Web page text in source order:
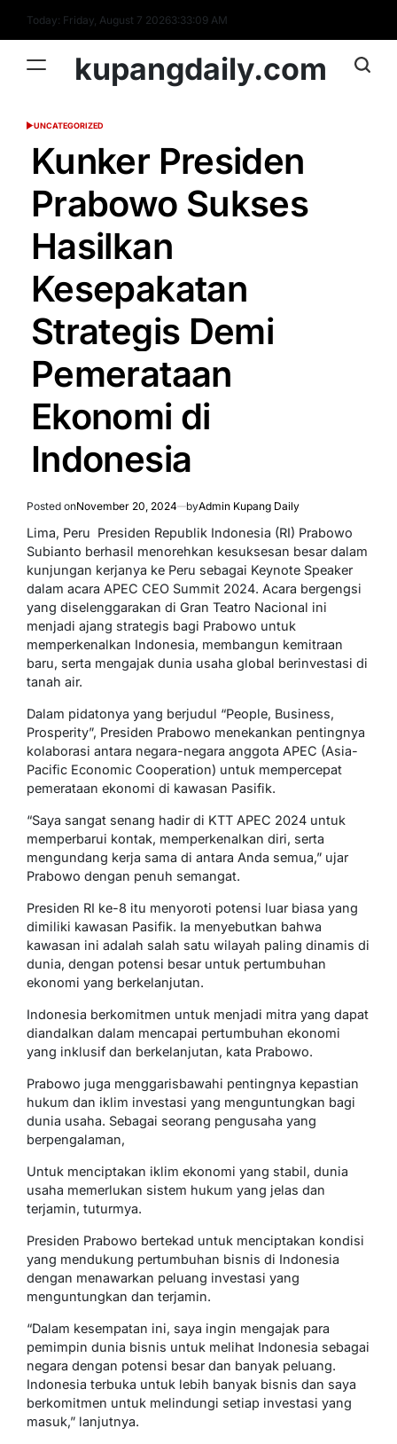
content
Today: Friday, August 7 20263:33:10 AM
kupangdaily.com
POSTED
UNCATEGORIZED
Kunker Presiden
Prabowo Sukses
Hasilkan
Kesepakatan
Strategis Demi
Pemerataan
Ekonomi di
Indonesia
Posted onNovember 20, 2024 byAdmin Kupang Daily
Lima, Peru  Presiden Republik Indonesia (RI) Prabowo
Subianto berhasil menorehkan kesuksesan besar dalam
kunjungan kerjanya ke Peru sebagai Keynote Speaker
dalam acara APEC CEO Summit 2024. Acara bergengsi
yang diselenggarakan di Gran Teatro Nacional ini
menjadi ajang strategis bagi Prabowo untuk
memperkenalkan Indonesia, membangun kemitraan
baru, serta mengajak dunia usaha global berinvestasi di
tanah air.
Dalam pidatonya yang berjudul “People, Business,
Prosperity”, Presiden Prabowo menekankan pentingnya
kolaborasi antara negara-negara anggota APEC (Asia-
Pacific Economic Cooperation) untuk mempercepat
pemerataan ekonomi di kawasan Pasifik.
“Saya sangat senang hadir di KTT APEC 2024 untuk
memperbarui kontak, memperkenalkan diri, serta
mengundang kerja sama di antara Anda semua,” ujar
Prabowo dengan penuh semangat.
Presiden RI ke-8 itu menyoroti potensi luar biasa yang
dimiliki kawasan Pasifik. Ia menyebutkan bahwa
kawasan ini adalah salah satu wilayah paling dinamis di
dunia, dengan potensi besar untuk pertumbuhan
ekonomi yang berkelanjutan.
Indonesia berkomitmen untuk menjadi mitra yang dapat
diandalkan dalam mencapai pertumbuhan ekonomi
yang inklusif dan berkelanjutan, kata Prabowo.
Prabowo juga menggarisbawahi pentingnya kepastian
hukum dan iklim investasi yang menguntungkan bagi
dunia usaha. Sebagai seorang pengusaha yang
berpengalaman,
Untuk menciptakan iklim ekonomi yang stabil, dunia
usaha memerlukan sistem hukum yang jelas dan
terjamin, tuturmya.
Presiden Prabowo bertekad untuk menciptakan kondisi
yang mendukung pertumbuhan bisnis di Indonesia
dengan menawarkan peluang investasi yang
menguntungkan dan terjamin.
“Dalam kesempatan ini, saya ingin mengajak para
pemimpin dunia bisnis untuk melihat Indonesia sebagai
negara dengan potensi besar dan banyak peluang.
Indonesia terbuka untuk lebih banyak bisnis dan saya
berkomitmen untuk melindungi setiap investasi yang
masuk,” lanjutnya.